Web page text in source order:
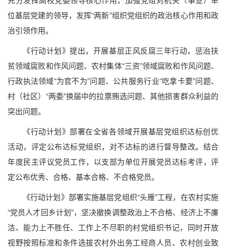
位基层党建的领导，发挥“两新”组织党组织的政治核心作用和政
治引领作用。
《行动计划》提出，开展基层正风反腐三年行动，惩治扶
贫领域腐败和作风问题、农村集体“三资”领域腐败和作风问题、
行政执法领域“为官不为”问题、公共服务行业“吃拿卡要”问题、
村（社区）“两委”换届中的拉票贿选问题、其他损害群众利益的
突出问题。
《行动计划》部署在全省各领域开展基层党组织达标创优
活动，评定公布达标党组织，对不达标的进行督导整改。结合
年度民主评议党员工作，以支部为单位开展党员达标考评，评
定公布优秀、合格、基本合格、不合格党员。
《行动计划》部署实施基层党组织“头雁”工程，在农村实施
“党员人才回乡计划”，坚决撤换调整政治上不合格、经济上不廉
洁、能力上不胜任、工作上不尽职的村党组织书记，同时开放
视野按照标准和条件选拔农村外出务工经商人员、农村创业致